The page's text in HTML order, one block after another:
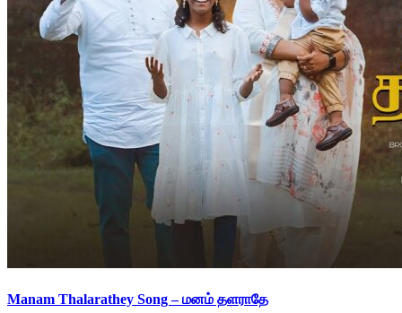
Manam Thalarathey Song – மனம் தளராதே